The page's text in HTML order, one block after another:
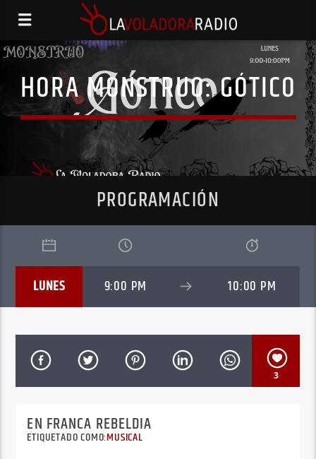
HORA MONSTRUO: GÓTICO
PROGRAMACIÓN
LUNES 9:00 PM 10:00 PM
3
EN FRANCA REBELDIA
ETIQUETADO COMO:MUSICAL